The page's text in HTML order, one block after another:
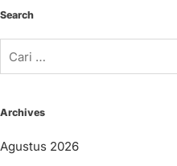
Search
Archives
Agustus 2026